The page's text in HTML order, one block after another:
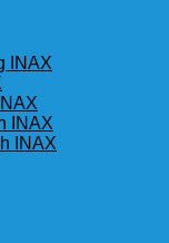
INAX
INAX
INAX